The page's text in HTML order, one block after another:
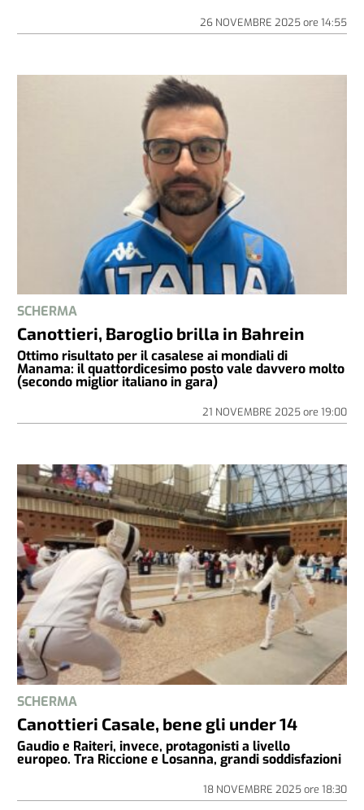
26 NOVEMBRE 2025ore 14:55
SCHERMA
Canottieri, Baroglio brilla in Bahrein
Ottimo risultato per il casalese ai mondiali di
Manama: il quattordicesimo posto vale davvero molto
(secondo miglior italiano in gara)
21 NOVEMBRE 2025ore 19:00
SCHERMA
Canottieri Casale, bene gli under 14
Gaudio e Raiteri, invece, protagonisti a livello
europeo. Tra Riccione e Losanna, grandi soddisfazioni
18 NOVEMBRE 2025ore 18:30